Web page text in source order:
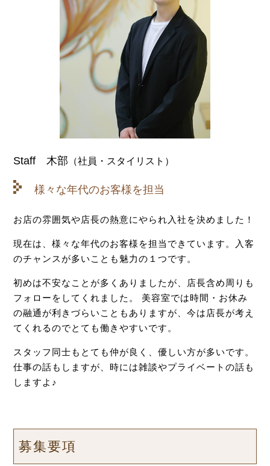
Staff 木部 （社員・スタイリスト）
様々な年代のお客様を担当
お店の雰囲気や店長の熱意にやられ入社を決めました！
現在は、様々な年代のお客様を担当できています。入客
のチャンスが多いことも魅力の１つです。
初めは不安なことが多くありましたが、店長含め周りも
フォローをしてくれました。
美容室では時間・お休み
の融通が利きづらいこともありますが、今は店長が考え
てくれるのでとても働きやすいです。
スタッフ同士もとても仲が良く、優しい方が多いです。
仕事の話もしますが、時には雑談やプライベートの話も
しますよ♪
募集要項